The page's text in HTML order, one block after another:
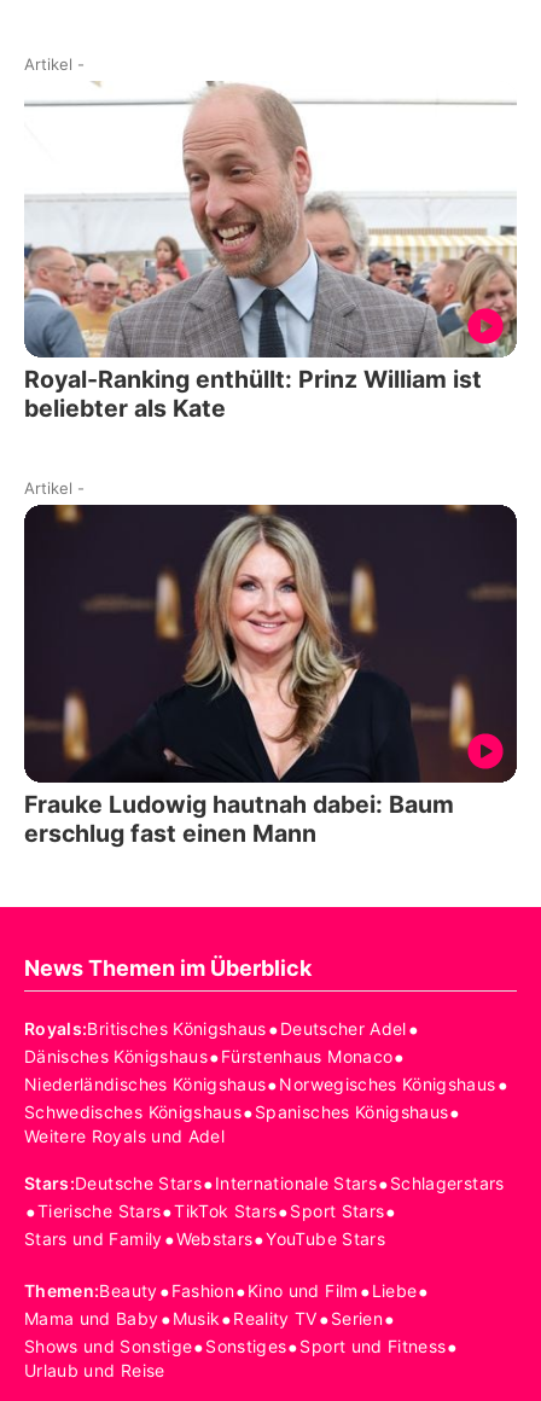
Artikel -
Royal-Ranking enthüllt: Prinz William ist
beliebter als Kate
Artikel -
Frauke Ludowig hautnah dabei: Baum
erschlug fast einen Mann
News Themen im Überblick
Royals:Britisches Königshaus•Deutscher Adel•
Dänisches Königshaus•Fürstenhaus Monaco•
Niederländisches Königshaus•Norwegisches Königshaus•
Schwedisches Königshaus•Spanisches Königshaus•
Weitere Royals und Adel
Stars:Deutsche Stars•Internationale Stars•Schlagerstars
•Tierische Stars•TikTok Stars•Sport Stars•
Stars und Family•Webstars•YouTube Stars
Themen:Beauty•Fashion•Kino und Film •Liebe•
Mama und Baby•Musik•Reality TV•Serien•
Shows und Sonstige•Sonstiges•Sport und Fitness•
Urlaub und Reise